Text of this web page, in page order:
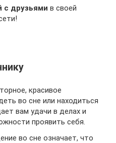
с друзьями в своей
красивое
во сне или находиться
вам удачи в делах и
проявить себя.
во сне означает, что